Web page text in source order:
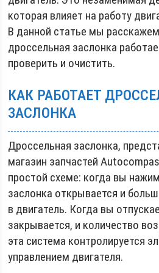
которая влияет на работу
В данной статье мы
дроссельная заслонка
проверить и очистить.
КАК РАБОТАЕТ
ЗАСЛОНКА
Дроссельная заслонка,
магазин запчастей
простой схеме: когда вы
заслонка открывается и
в двигатель. Когда вы
закрывается, и количество
эта система контролируется
управлением двигателя.